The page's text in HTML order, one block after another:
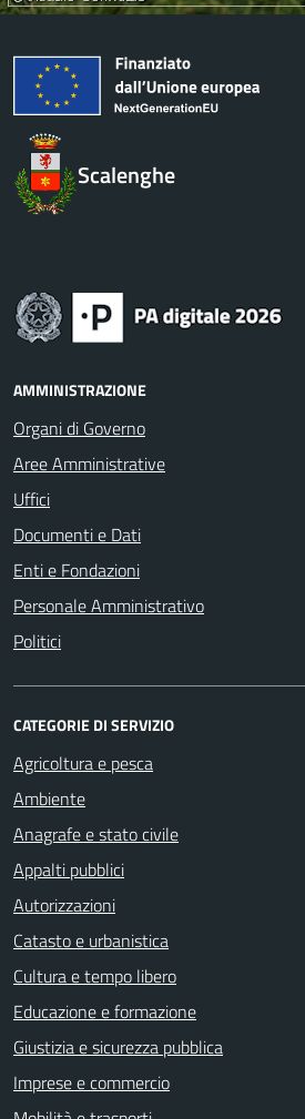
Scalenghe
AMMINISTRAZIONE
Organi di Governo
Aree Amministrative
Uffici
Documenti e Dati
Enti e Fondazioni
Personale Amministrativo
Politici
CATEGORIE DI SERVIZIO
Agricoltura e pesca
Ambiente
Anagrafe e stato civile
Appalti pubblici
Autorizzazioni
Catasto e urbanistica
Cultura e tempo libero
Educazione e formazione
Giustizia e sicurezza pubblica
Imprese e commercio